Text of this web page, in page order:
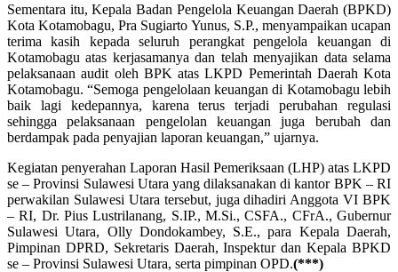
Sementara itu, Kepala Badan Pengelola Keuangan Daerah (BPKD)
Kota Kotamobagu, Pra Sugiarto Yunus, S.P., menyampaikan ucapan
terima kasih kepada seluruh perangkat pengelola keuangan di
Kotamobagu atas kerjasamanya dan telah menyajikan data selama
pelaksanaan audit oleh BPK atas LKPD Pemerintah Daerah Kota
Kotamobagu. “Semoga pengelolaan keuangan di Kotamobagu lebih
baik lagi kedepannya, karena terus terjadi perubahan regulasi
sehingga pelaksanaan pengelolan keuangan juga berubah dan
berdampak pada penyajian laporan keuangan,” ujarnya.
Kegiatan penyerahan Laporan Hasil Pemeriksaan (LHP) atas LKPD
se – Provinsi Sulawesi Utara yang dilaksanakan di kantor BPK – RI
perwakilan Sulawesi Utara tersebut, juga dihadiri Anggota VI BPK
– RI, Dr. Pius Lustrilanang, S.IP., M.Si., CSFA., CFrA., Gubernur
Sulawesi Utara, Olly Dondokambey, S.E., para Kepala Daerah,
Pimpinan DPRD, Sekretaris Daerah, Inspektur dan Kepala BPKD
se – Provinsi Sulawesi Utara, serta pimpinan OPD.(***)